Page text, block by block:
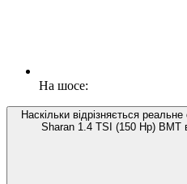
На шосе:
Наскільки відрізняється
Sharan 1.4 TSI (150 Hp) BMT